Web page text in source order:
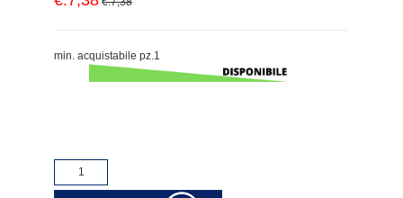
min. acquistabile pz.1